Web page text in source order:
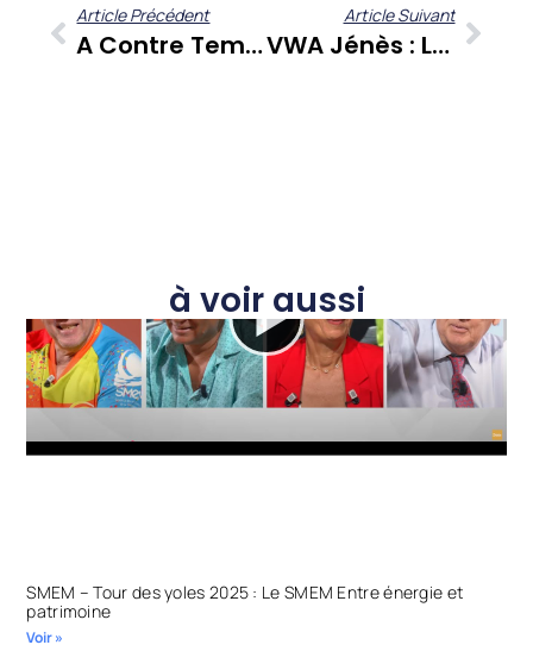
Article Précédent
A Contre Temps : Quand Gérard Dorwling Carter Et Ses Chroniqueurs Décryptent L’actualité Caribéenne
Article Suivant
VWA Jénès : L’épisode Inaugural Sur La Pression Sociale Avec Le Conseil Des Jeunes Citoyens De La Martinique
à voir aussi
SMEM – Tour des yoles 2025 : Le SMEM Entre énergie et
patrimoine
Voir »